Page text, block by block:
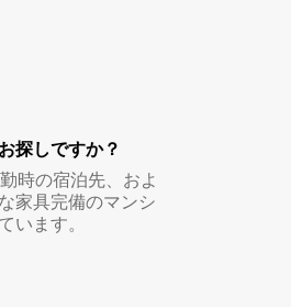
探しですか？
時の宿泊先、およ
家具完備のマンシ
います。